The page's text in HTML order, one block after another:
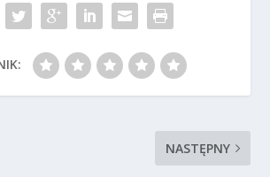
NASTĘPNY